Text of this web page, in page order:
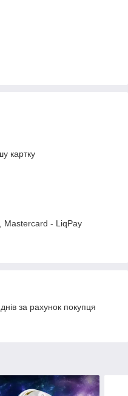
картку
Mastercard - LiqPay
за рахунок покупця